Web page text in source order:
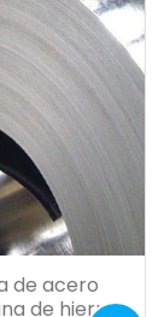
de acero
de hierro